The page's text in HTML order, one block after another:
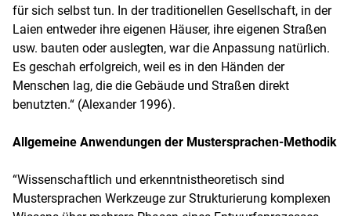
für sich selbst tun. In der traditionellen Gesellschaft, in der
Laien entweder ihre eigenen Häuser, ihre eigenen Straßen
usw. bauten oder auslegten, war die Anpassung natürlich.
Es geschah erfolgreich, weil es in den Händen der
Menschen lag, die die Gebäude und Straßen direkt
benutzten.“ (Alexander 1996).
Allgemeine Anwendungen der Mustersprachen-Methodik
“Wissenschaftlich und erkenntnistheoretisch sind
Mustersprachen Werkzeuge zur Strukturierung komplexen